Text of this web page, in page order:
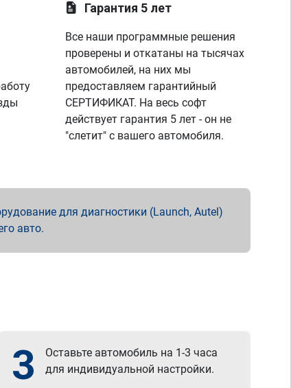
Гарантия 5 лет
Все наши программные решения
проверены и откатаны на тысячах
автомобилей, на них мы
предоставляем гарантийный
СЕРТИФИКАТ. На весь софт
действует гарантия 5 лет - он не
"слетит" с вашего автомобиля.
для диагностики (Launch, Autel)
авто.
3
Оставьте автомобиль на 1-3 часа
для индивидуальной настройки.